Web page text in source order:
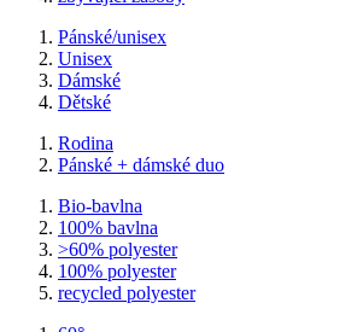
Pánské/unisex
Unisex
Dámské
Dětské
Rodina
Pánské + dámské duo
Bio-bavlna
100% bavlna
>60% polyester
100% polyester
recycled polyester